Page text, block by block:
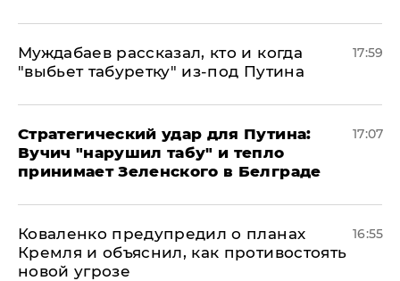
Муждабаев рассказал, кто и когда
"выбьет табуретку" из-под Путина
17:59
Стратегический удар для Путина:
Вучич "нарушил табу" и тепло
принимает Зеленского в Белграде
17:07
Коваленко предупредил о планах
Кремля и объяснил, как противостоять
новой угрозе
16:55